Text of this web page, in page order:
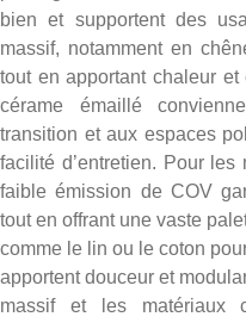
bien et supportent des
massif, notamment en
tout en apportant chaleur
cérame émaillé
transition et aux espaces
facilité d’entretien. Pour
faible émission de COV
tout en offrant une vaste
comme le lin ou le coton
apportent douceur et
massif et les matériaux